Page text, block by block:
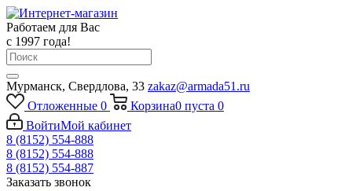
Работаем для Вас
с 1997 года!
Мурманск, Свердлова, 33 zakaz@armada51.ru
Отложенные 0 Корзина0 пуста 0
ВойтиМой кабинет
8 (8152) 554-888
8 (8152) 554-888
8 (8152) 554-887
Заказать звонок